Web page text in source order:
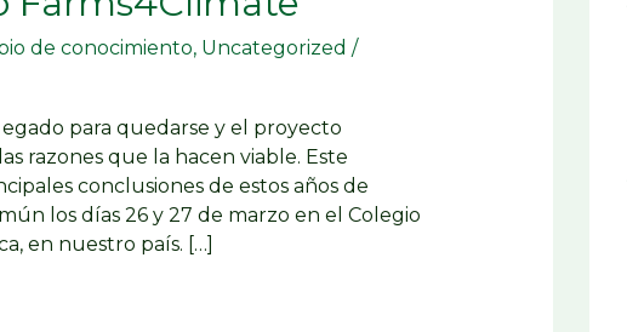
de conocimiento, Uncategorized /
para quedarse y el proyecto
razones que la hacen viable. Este
conclusiones de estos años de
los días 26 y 27 de marzo en el Colegio
en nuestro país. […]